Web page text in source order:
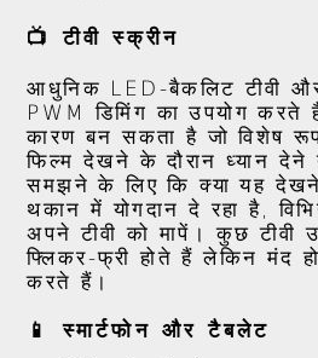
📺 टीवी स्क्रीन
आधुनिक LED-बैकलिट टीवी
PWM डिमिंग का उपयोग करते
कारण बन सकता है जो विशेष
फिल्म देखने के दौरान ध्यान देने
समझने के लिए कि क्या यह
थकान में योगदान दे रहा है,
अपने टीवी को मापें। कुछ
फ्लिकर-फ्री होते हैं लेकिन मंद
करते हैं।
📱 स्मार्टफोन और टैबलेट